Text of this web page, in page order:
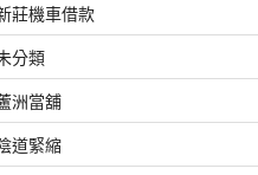
莊機車借款
分類
洲當舖
道緊縮